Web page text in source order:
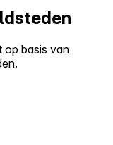
op basis van